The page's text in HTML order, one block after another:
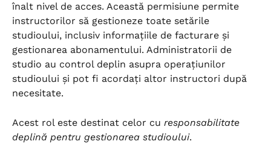
înalt nivel de acces. Această permisiune permite
instructorilor să gestioneze toate setările
studioului, inclusiv informațiile de facturare și
gestionarea abonamentului. Administratorii de
studio au control deplin asupra operațiunilor
studioului și pot fi acordați altor instructori după
necesitate.
Acest rol este destinat celor cu responsabilitate
deplină pentru gestionarea studioului.